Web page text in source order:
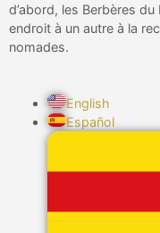
d’abord, les Berbères
endroit à un autre à la
nomades.
English
Español